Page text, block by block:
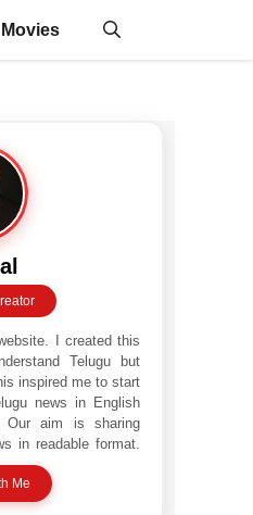
Movies
I created this
Telugu but
inspired me to start
news in English
aim is sharing
in readable format.
article is verified
and quality. This
Telugu but prefer
Me